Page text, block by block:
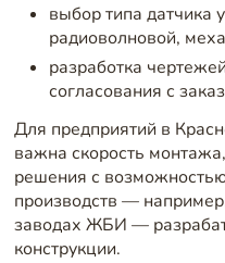
выбор типа датчика
радиоволновой,
разработка
согласования с
Для предприятий в
важна скорость
решения с
производств —
заводах ЖБИ —
конструкции.